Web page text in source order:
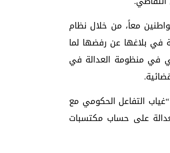
معاً، من خلال نظام
في بلاغها عن رفضها لما
في منظومة العدالة في
التفاعل الحكومي مع
على حساب مكتسبات